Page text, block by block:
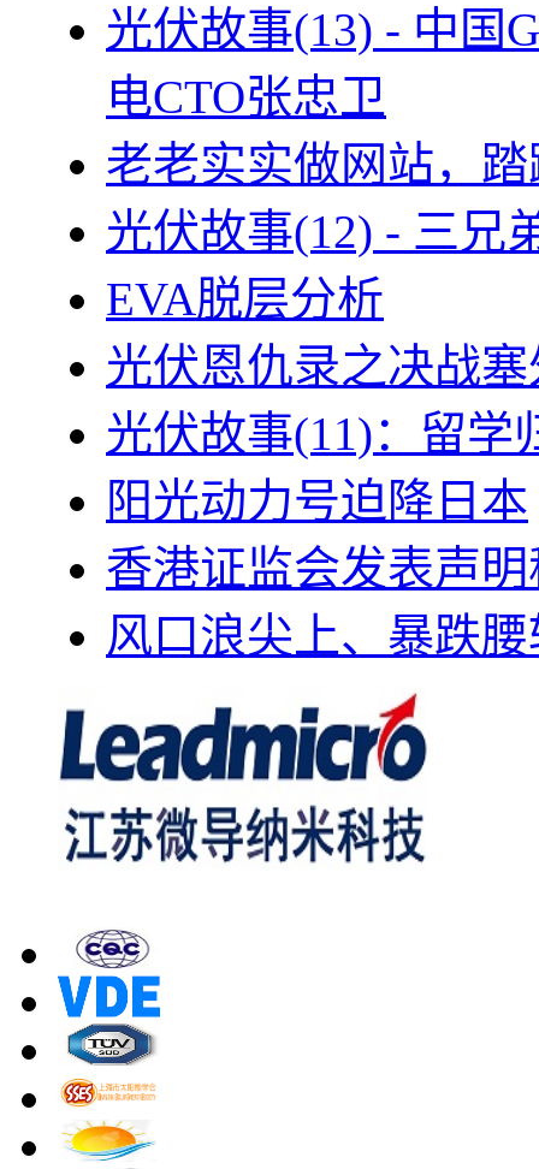
光伏故事(13) - 中国
电CTO张忠卫
老老实实做网站，
光伏故事(12) - 三兄
EVA脱层分析
光伏恩仇录之决战
光伏故事(11)：留学
阳光动力号迫降日本
香港证监会发表声
风口浪尖上、暴跌